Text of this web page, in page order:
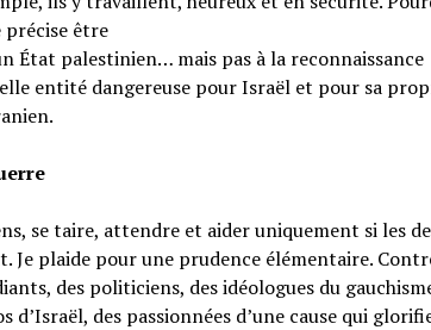
précise être
État palestinien… mais pas à la reconnaissance
entité dangereuse pour Israël et pour sa
se taire, attendre et aider uniquement si les
Je plaide pour une prudence élémentaire.
des politiciens, des idéologues du
d’Israël, des passionnées d’une cause qui